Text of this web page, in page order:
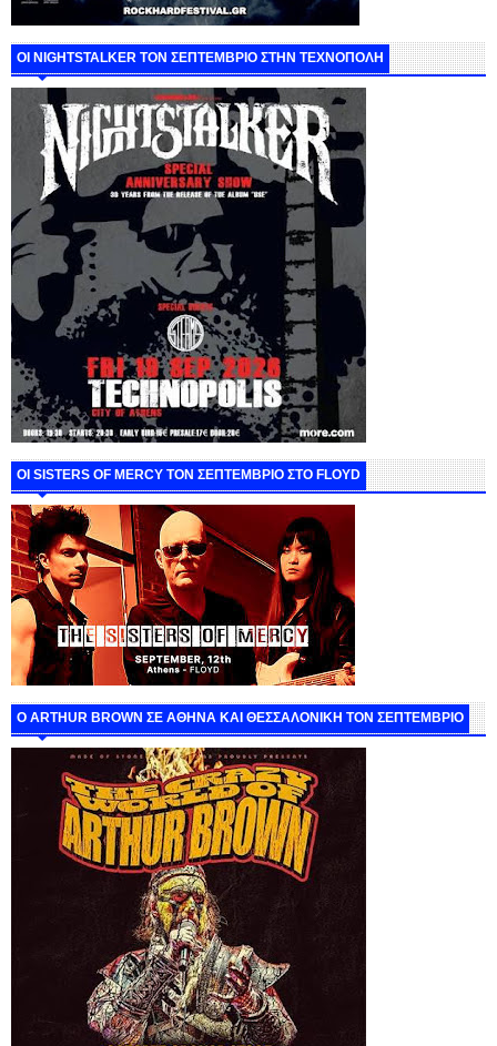
ΟΙ NIGHTSTALKER ΤΟΝ ΣΕΠΤΕΜΒΡΙΟ ΣΤΗΝ ΤΕΧΝΟΠΟΛΗ
ΟΙ SISTERS OF MERCY ΤΟΝ ΣΕΠΤΕΜΒΡΙΟ ΣΤΟ FLOYD
O ARTHUR BROWN ΣΕ ΑΘΗΝΑ ΚΑΙ ΘΕΣΣΑΛΟΝΙΚΗ ΤΟΝ ΣΕΠΤΕΜΒΡΙΟ